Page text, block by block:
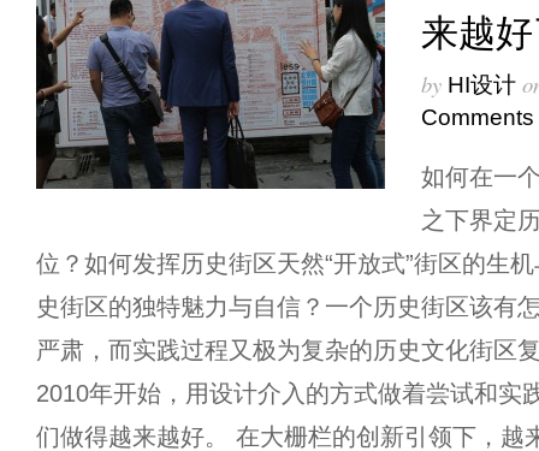
来越
by HI设计
Comments
如何在一
之下界定
位？如何发挥历史街区天然“开放式”街区的生
史街区的独特魅力与自信？一个历史街区该有
严肃，而实践过程又极为复杂的历史文化街区
2010年开始，用设计介入的方式做着尝试和实
们做得越来越好。 在大栅栏的创新引领下，越